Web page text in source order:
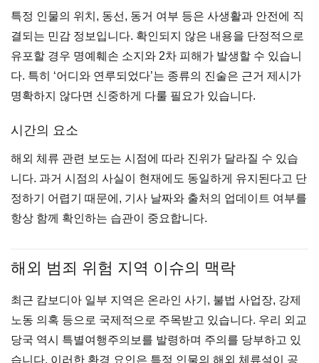
특정 인물의 위치, 동선, 동거 여부 등은 사생활과 안전에 직
결되는 민감 정보입니다. 확인되지 않은 내용을 단정적으로
유포할 경우 명예훼손 소지와 2차 피해가 발생할 수 있습니
다. 특히 ‘어디와 연루되었다’는 종류의 진술은 근거 제시가
명확하지 않다면 신중하게 다룰 필요가 있습니다.
시간의 요소
해외 체류 관련 보도는 시점에 따라 진위가 달라질 수 있습
니다. 과거 시점의 사실이 현재에도 동일하게 유지된다고 단
정하기 어렵기 때문에, 기사 날짜와 출처의 업데이트 여부를
항상 함께 확인하는 습관이 중요합니다.
해외 범죄 위험 지역 이슈의 맥락
최근 캄보디아 일부 지역은 온라인 사기, 불법 사업장, 강제
노동 의혹 등으로 국제적으로 주목받고 있습니다. 우리 외교
당국 역시 특별여행주의보를 발령하며 주의를 당부하고 있
습니다. 이러한 환경 요인은 특정 인물의 해외 체류설이 공